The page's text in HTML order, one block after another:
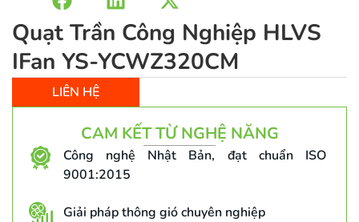
Quạt Trần Công Nghiệp HLVS
IFan YS-YCWZ320CM
LIÊN HỆ
CAM KẾT TỪ NGHỆ NĂNG
Công nghệ Nhật Bản, đạt chuẩn ISO
9001:2015
Giải pháp thông gió chuyên nghiệp